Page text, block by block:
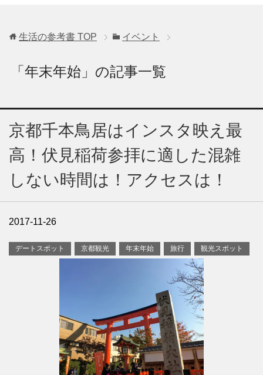
生活の参考書 TOP イベント
「年末年始」の記事一覧
京都千本鳥居はインスタ映え最
高！伏見稲荷参拝に適した混雑
しない時間は！アクセスは！
2017-11-26
デートスポット 京都観光 年末年始 旅行 観光スポット